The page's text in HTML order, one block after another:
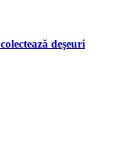
deşeuri